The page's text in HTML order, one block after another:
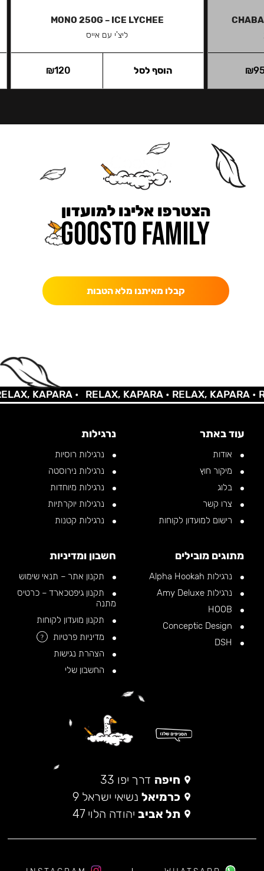
₪
MONO 250G – ICE LYCHEE
ליצ'י עם אייס
₪120 הוסף לסל
הצטרפו אלינו למועדון
קבלו מאיתנו מלא הטבות
KAPARA • RELAX, KAPARA •RELAX, KAPARA •
עוד באתר
אודות
מיקור חוץ
בלוג
צרו קשר
רישום למועדון לקוחות
נרגילות
נרגילות רוסיות
נרגילות נירוסטה
נרגילות מיוחדות
נרגילות יוקרתיות
נרגילות קטנות
מתוגים מובילים
נרגילות Alpha Hookah
נרגילות Amy Deluxe
חשבון ומדיניות
תקנון אתר – תנאי שימוש
תקנון גיפטכארד – כרטיס
מתנה
תקנון מועדון לקוחות
מדיניות פרטיות
?
הצהרת נגישות
החשבון שלי
חיפה דרך יפו 33
כרמיאל נשיאי ישראל 9
תל אביב יהודה הלוי 47